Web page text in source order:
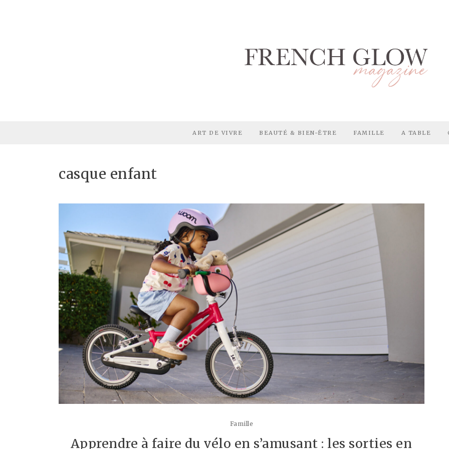
ART DE VIVRE BEAUTÉ & BIEN-ÊTRE FAMILLE A TABLE
casque enfant
Famille
Apprendre à faire du vélo en s’amusant : les sorties en